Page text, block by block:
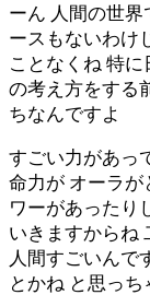
ーん 人間の世
ースもないわけ
ことなくね 特
の考え方をする
ちなんですよ
すごい力があっ
命力が オーラが
ワーがあったり
いきますからね
人間すごいんで
とかね と思っ